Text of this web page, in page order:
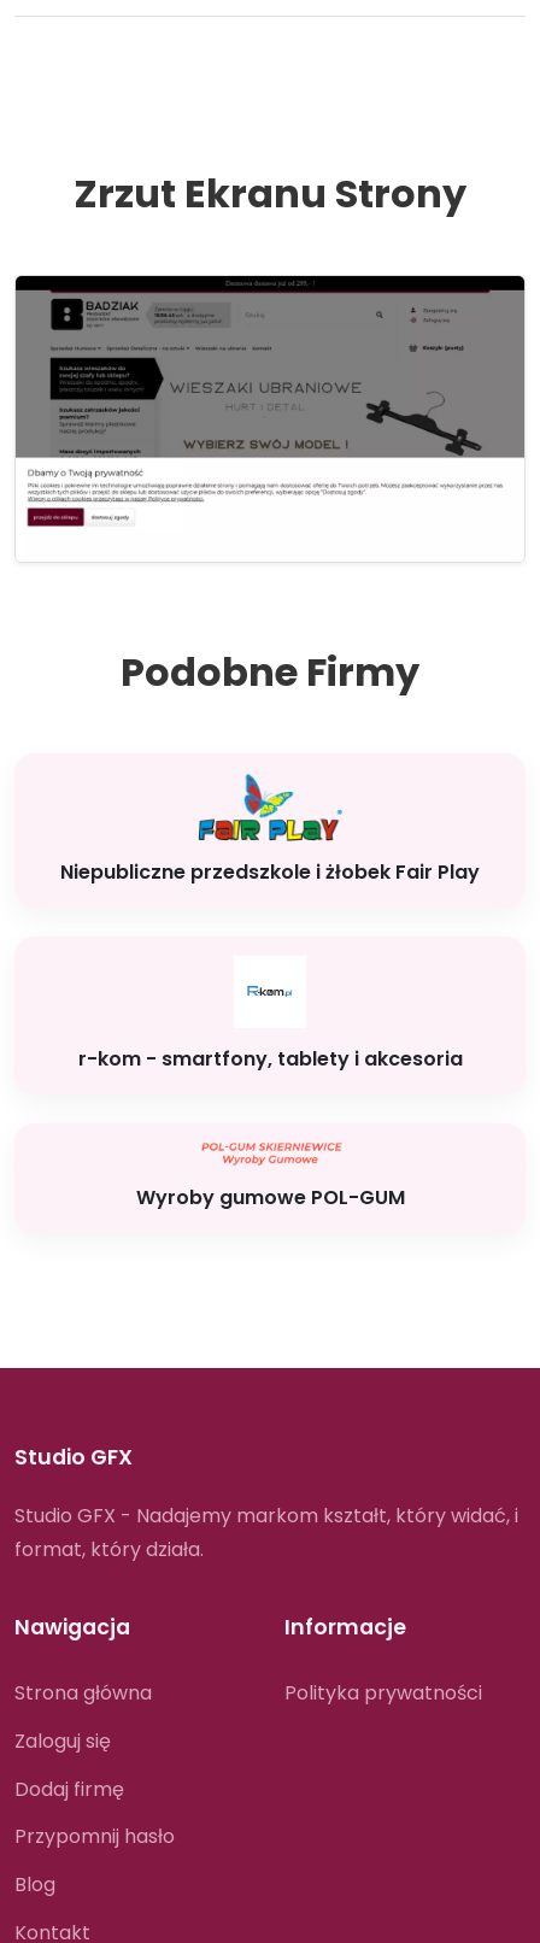
Zrzut Ekranu Strony
Podobne Firmy
Niepubliczne przedszkole i żłobek Fair Play
r-kom - smartfony, tablety i akcesoria
Wyroby gumowe POL-GUM
Studio GFX
Studio GFX - Nadajemy markom kształt, który widać, i
format, który działa.
Nawigacja
Strona główna
Zaloguj się
Dodaj firmę
Przypomnij hasło
Blog
Kontakt
Informacje
Polityka prywatności